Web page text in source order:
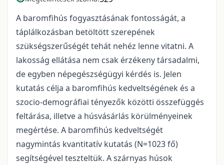
A baromfihús fogyasztásának fontosságát, a
táplálkozásban betöltött szerepének
szükségszerűségét tehát nehéz lenne vitatni. A
lakosság ellátása nem csak érzékeny társadalmi,
de egyben népegészségügyi kérdés is. Jelen
kutatás célja a baromfihús kedveltségének és a
szocio-demográfiai tényezők közötti összefüggés
feltárása, illetve a húsvásárlás körülményeinek
megértése. A baromfihús kedveltségét
nagymintás kvantitatív kutatás (N=1023 fő)
segítségével teszteltük. A szárnyas húsok